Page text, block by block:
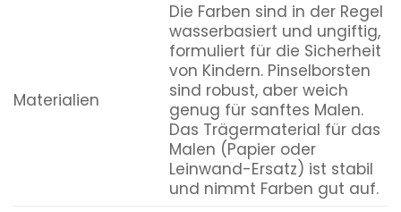
Materialien
Die Farben sind in der Regel
wasserbasiert und ungiftig,
formuliert für die Sicherheit
von Kindern. Pinselborsten
sind robust, aber weich
genug für sanftes Malen.
Das Trägermaterial für das
Malen (Papier oder
Leinwand-Ersatz) ist stabil
und nimmt Farben gut auf.